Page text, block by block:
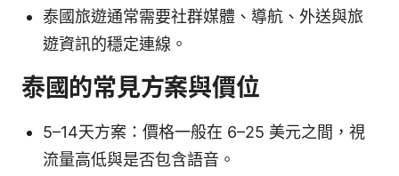
泰國旅遊通常需要社群媒體、導航、外送與旅
遊資訊的穩定連線。
泰國的常見方案與價位
5–14天方案：價格一般在 6–25 美元之間，視
流量高低與是否包含語音。